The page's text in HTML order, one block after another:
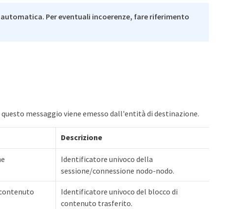
Per eventuali incoerenze, fare riferimento
messaggio viene emesso dall'entità di destinazione.
Descrizione
Identificatore univoco della
sessione/connessione nodo-nodo.
Identificatore univoco del blocco di
contenuto trasferito.